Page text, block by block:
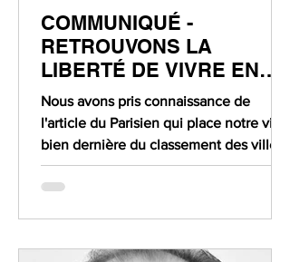
COMMUNIQUÉ -
RETROUVONS LA
LIBERTÉ DE VIVRE EN
SÉCURITÉ
Nous avons pris connaissance de
l'article du Parisien qui place notre ville
bien dernière du classement des villes
les plus sûres de...